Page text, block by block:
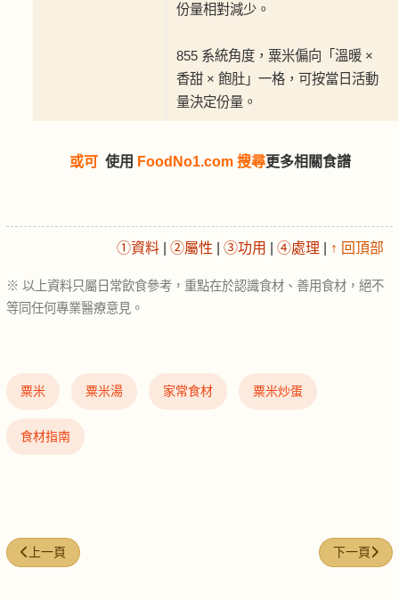
份量相對減少。
855 系統角度，粟米偏向「溫暖 ×
香甜 × 飽肚」一格，可按當日活動
量決定份量。
或可 使用 FoodNo1.com 搜尋更多相關食譜
①資料 ②屬性 ③功用 ④處理 ↑ 回頂部
※ 以上資料只屬日常飲食參考，重點在於認識食材、善用食材，絕不
等同任何專業醫療意見。
粟米 粟米湯 家常食材 粟米炒蛋
食材指南
上一篇文章: 🪷蓮藕（Lotus root）
上一頁 下一篇文章
下一頁